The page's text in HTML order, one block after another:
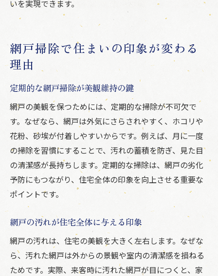
いを実現できます。
網戸掃除で住まいの印象が変わる
理由
定期的な網戸掃除が美観維持の鍵
網戸の美観を保つためには、定期的な掃除が不可欠で
す。なぜなら、網戸は外気にさらされやすく、ホコリや
花粉、砂埃が付着しやすいからです。例えば、月に一度
の掃除を習慣にすることで、汚れの蓄積を防ぎ、見た目
の清潔感が長持ちします。定期的な掃除は、網戸の劣化
予防にもつながり、住宅全体の印象を向上させる重要な
ポイントです。
網戸の汚れが住宅全体に与える印象
網戸の汚れは、住宅の美観を大きく左右します。なぜな
ら、汚れた網戸は外からの景観や室内の清潔感を損ねる
ためです。実際、来客時に汚れた網戸が目につくと、家